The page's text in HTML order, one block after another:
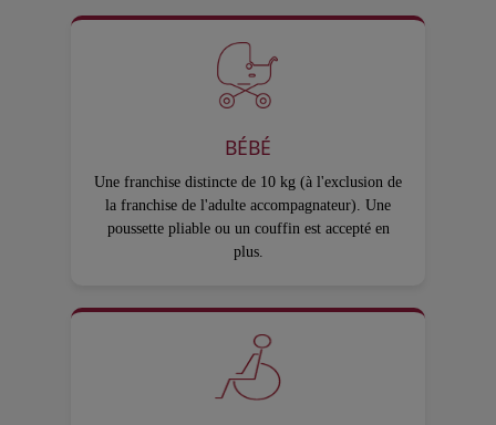
BÉBÉ
Une franchise distincte de 10 kg (à l'exclusion de
la franchise de l'adulte accompagnateur). Une
poussette pliable ou un couffin est accepté en
plus.